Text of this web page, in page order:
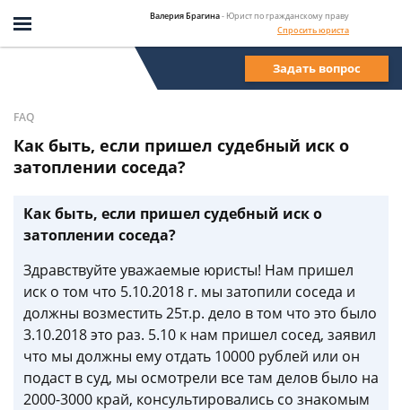
Валерия Брагина- Юрист по гражданскому праву
Спросить юриста
Задать вопрос
FAQ
Как быть, если пришел судебный иск о
затоплении соседа?
Как быть, если пришел судебный иск о
затоплении соседа?
Здравствуйте уважаемые юристы! Нам пришел
иск о том что 5.10.2018 г. мы затопили соседа и
должны возместить 25т.р. дело в том что это было
3.10.2018 это раз. 5.10 к нам пришел сосед, заявил
что мы должны ему отдать 10000 рублей или он
подаст в суд, мы осмотрели все там делов было на
2000-3000 край, консультировались со знакомым